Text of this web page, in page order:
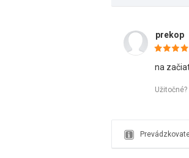
prekop
na
Užitočné?